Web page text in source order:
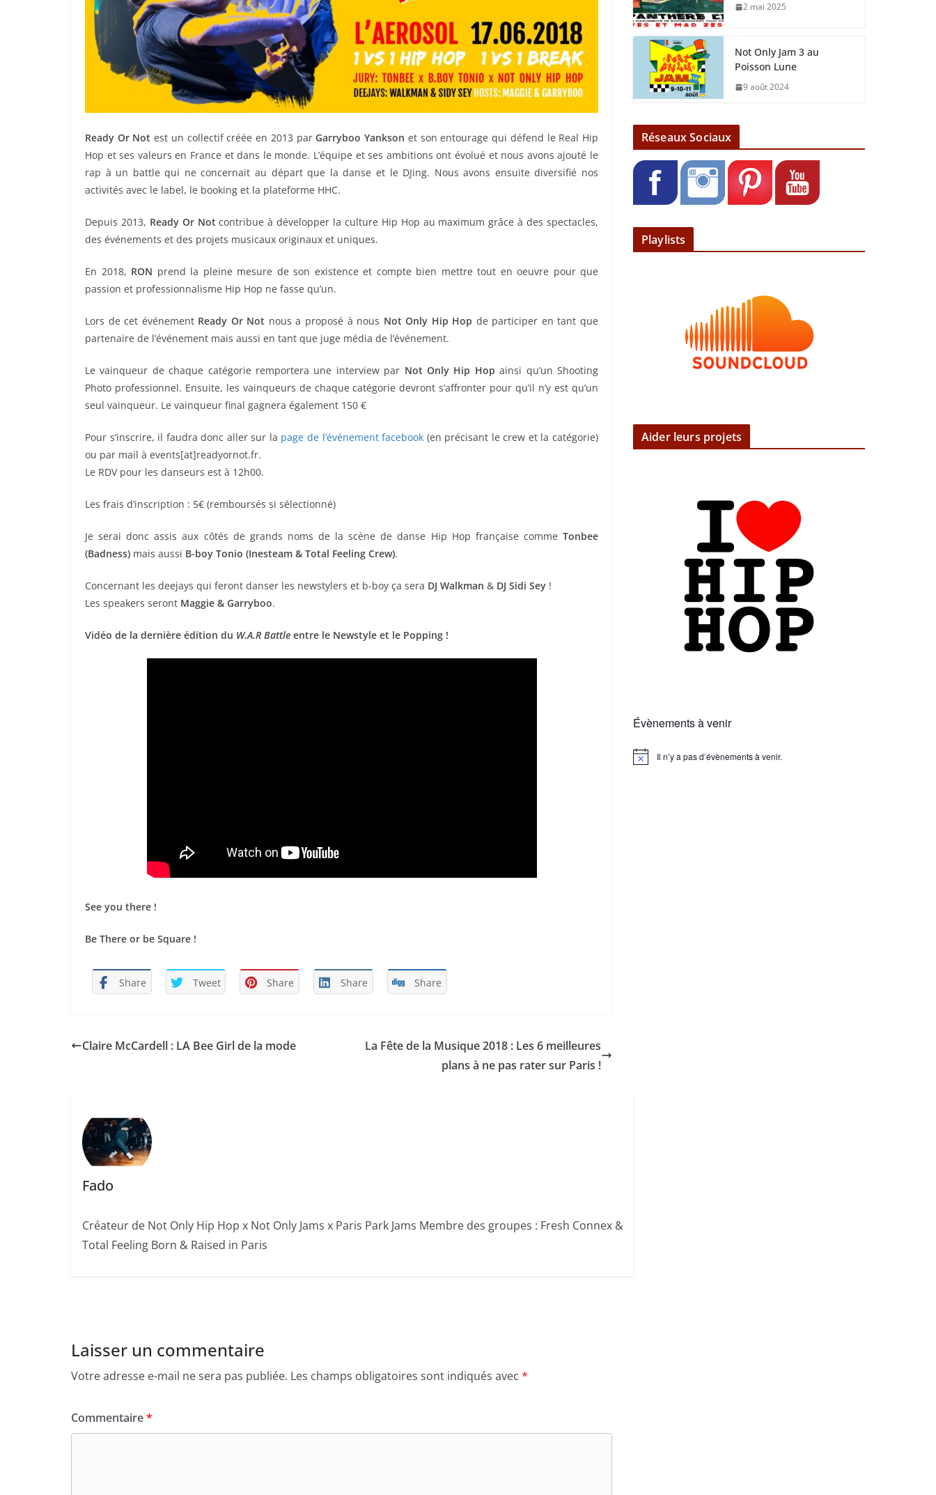
Ready Or Not est un collectif créée en 2013 parGarryboo Yankson et son entourage qui défend le Real Hip
Hop et ses valeurs en France et dans le monde. L’équipe et ses ambitions ont évolué et nous avons ajouté le
rap à un battle qui ne concernait au départ que la danse et le DJing. Nous avons ensuite diversifié nos
activités avec le label, le booking et la plateforme HHC.
Depuis 2013, Ready Or Not contribue à développer la culture Hip Hop au maximum grâce à des spectacles,
des événements et des projets musicaux originaux et uniques.
En 2018, RON prend la pleine mesure de son existence et compte bien mettre tout en oeuvre pour que
passion et professionnalisme Hip Hop ne fasse qu’un.
Lors de cet événement Ready Or Not nous a proposé à nous Not Only Hip Hop de participer en tant que
partenaire de l’événement mais aussi en tant que juge média de l’événement.
Le vainqueur de chaque catégorie remportera une interview par Not Only Hip Hop ainsi qu’un Shooting
Photo professionnel. Ensuite, les vainqueurs de chaque catégorie devront s’affronter pour qu’il n’y est qu’un
seul vainqueur. Le vainqueur final gagnera également 150 €
Pour s’inscrire, il faudra donc aller sur la page de l’événement facebook (en précisant le crew et la catégorie)
ou par mail à events[at]readyornot.fr.
Le RDV pour les danseurs est à 12h00.
Les frais d’inscription : 5€ (remboursés si sélectionné)
Je serai donc assis aux côtés de grands noms de la scène de danse Hip Hop française comme Tonbee
(Badness) mais aussi B-boy Tonio (Inesteam & Total Feeling Crew).
Concernant les deejays qui feront danser les newstylers et b-boy ça sera DJ Walkman & DJ Sidi Sey !
Les speakers seront Maggie & Garryboo.
Vidéo de la dernière édition du W.A.R Battle entre le Newstyle et le Popping !
See you there !
Be There or be Square !
Share Tweet Share Share Share
Claire McCardell : LA Bee Girl de la mode
La Fête de la Musique 2018 : Les 6 meilleures
plans à ne pas rater sur Paris !
Fado
Créateur de Not Only Hip Hop x Not Only Jams x Paris Park Jams Membre des groupes : Fresh Connex &
Total Feeling Born & Raised in Paris
Laisser un commentaire
Votre adresse e-mail ne sera pas publiée. Les champs obligatoires sont indiqués avec *
Commentaire*
2 mai 2025
Not Only Jam 3 au
Poisson Lune
9 août 2024
Réseaux Sociaux
Playlists
Aider leurs projets
Évènements à venir
N
Il n’y a pas d’évènements à venir.